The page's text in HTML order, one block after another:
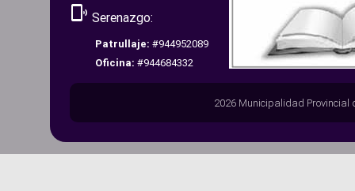
phonelink_ring Serenazgo:
Patrullaje: #944952089
Oficina: #944684332
2026 Municipalidad Provincial